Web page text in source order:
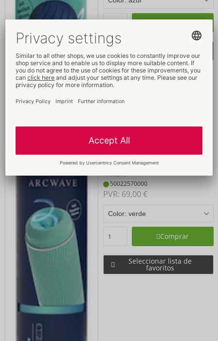
Comprar
favoritos
Pow
Arcwave
50022570000
PVR: 69,00 €
Comprar
Seleccionar lista de
favoritos